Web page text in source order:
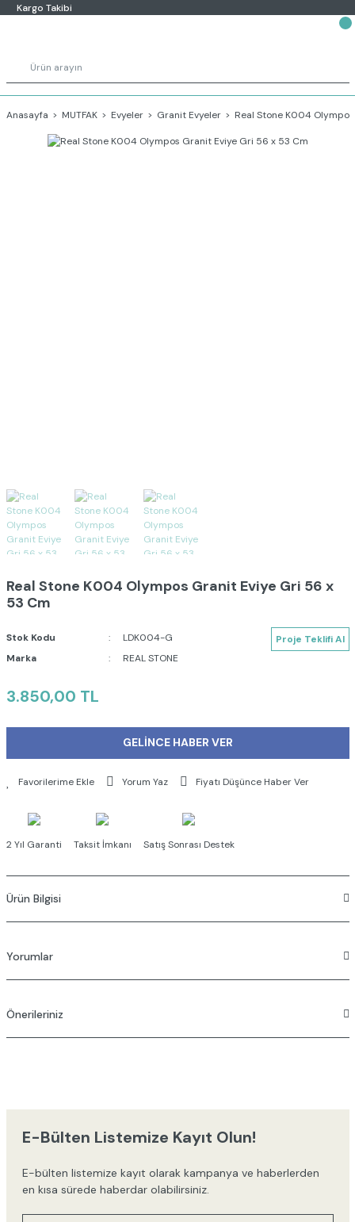
Kargo Takibi
Anasayfa MUTFAK Evyeler Granit Evyeler Real Stone K004
Real Stone K004 Olympos Granit Eviye Gri 56 x
53 Cm
Stok Kodu
LDK004-G
Marka
REAL STONE
Proje Teklifi Al
3.850,00 TL
GELİNCE HABER VER
Yorum Yaz Fiyatı Düşünce Haber Ver
2 Yıl Garanti Taksit İmkanı Satış Sonrası Destek
Ürün Bilgisi
Yorumlar
Önerileriniz
Ürün resmi kalitesiz, bozuk veya görüntülenemiyor.
Ürün açıklamasında eksik bilgiler bulunuyor.
E-Bülten Listemize Kayıt Olun!
E-bülten listemize kayıt olarak kampanya ve haberlerden
en kısa sürede haberdar olabilirsiniz.